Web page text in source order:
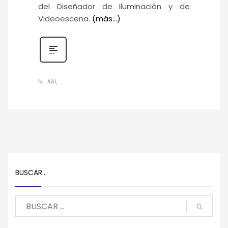
del Diseñador de Iluminación y de
Videoescena. (más…)
AAI
BUSCAR…